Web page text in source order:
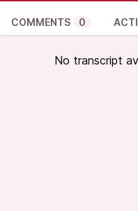
COMMENTS 0
No transcript